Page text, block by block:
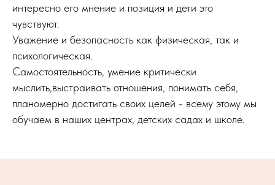
интересно его мнение и позиция и дети это
чувствуют.
Уважение и безопасность как физическая, так и
психологическая.
Самостоятельность, умение критически
мыслить,выстраивать отношения, понимать себя,
планомерно достигать своих целей - всему этому мы
обучаем в наших центрах, детских садах и школе.